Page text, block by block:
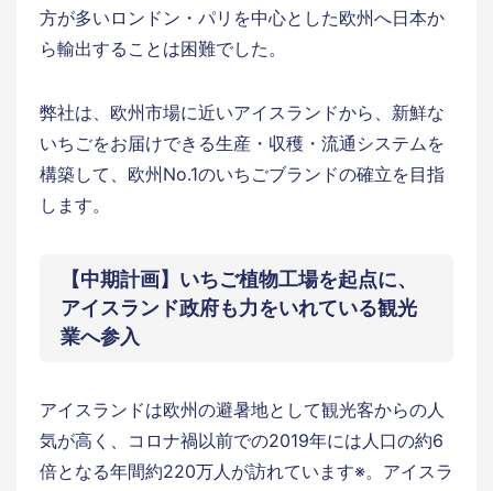
方が多いロンドン・パリを中心とした欧州へ日本か
ら輸出することは困難でした。
弊社は、欧州市場に近いアイスランドから、新鮮な
いちごをお届けできる生産・収穫・流通システムを
構築して、欧州No.1のいちごブランドの確立を目指
します。
【中期計画】いちご植物工場を起点に、
アイスランド政府も力をいれている観光
業へ参入
アイスランドは欧州の避暑地として観光客からの人
気が高く、コロナ禍以前での2019年には人口の約6
倍となる年間約220万人が訪れています※。アイスラ